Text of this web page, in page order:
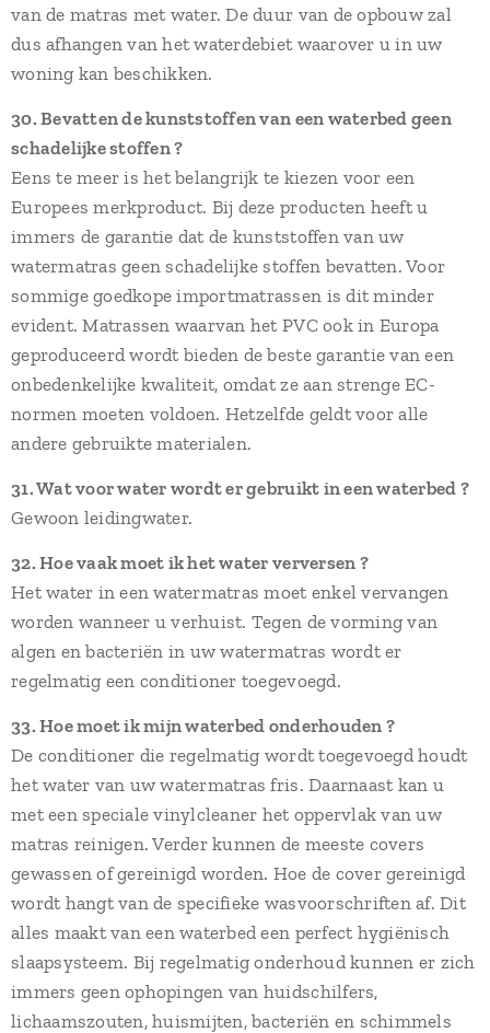
van de matras met water. De duur van de opbouw zal
dus afhangen van het waterdebiet waarover u in uw
woning kan beschikken.
30. Bevatten de kunststoffen van een waterbed geen
schadelijke stoffen ?
Eens te meer is het belangrijk te kiezen voor een
Europees merkproduct. Bij deze producten heeft u
immers de garantie dat de kunststoffen van uw
watermatras geen schadelijke stoffen bevatten. Voor
sommige goedkope importmatrassen is dit minder
evident. Matrassen waarvan het PVC ook in Europa
geproduceerd wordt bieden de beste garantie van een
onbedenkelijke kwaliteit, omdat ze aan strenge EC-
normen moeten voldoen. Hetzelfde geldt voor alle
andere gebruikte materialen.
31. Wat voor water wordt er gebruikt in een waterbed ?
Gewoon leidingwater.
32. Hoe vaak moet ik het water verversen ?
Het water in een watermatras moet enkel vervangen
worden wanneer u verhuist. Tegen de vorming van
algen en bacteriën in uw watermatras wordt er
regelmatig een conditioner toegevoegd.
33. Hoe moet ik mijn waterbed onderhouden ?
De conditioner die regelmatig wordt toegevoegd houdt
het water van uw watermatras fris. Daarnaast kan u
met een speciale vinylcleaner het oppervlak van uw
matras reinigen. Verder kunnen de meeste covers
gewassen of gereinigd worden. Hoe de cover gereinigd
wordt hangt van de specifieke wasvoorschriften af. Dit
alles maakt van een waterbed een perfect hygiënisch
slaapsysteem. Bij regelmatig onderhoud kunnen er zich
immers geen ophopingen van huidschilfers,
lichaamszouten, huismijten, bacteriën en schimmels